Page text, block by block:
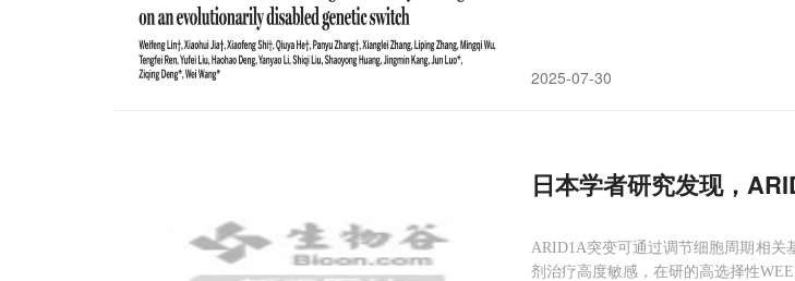
2025-07-30
日本学者研究发现，
ARID1A突变可通过调节细胞周期相关
剂治疗高度敏感，在研的高选择性